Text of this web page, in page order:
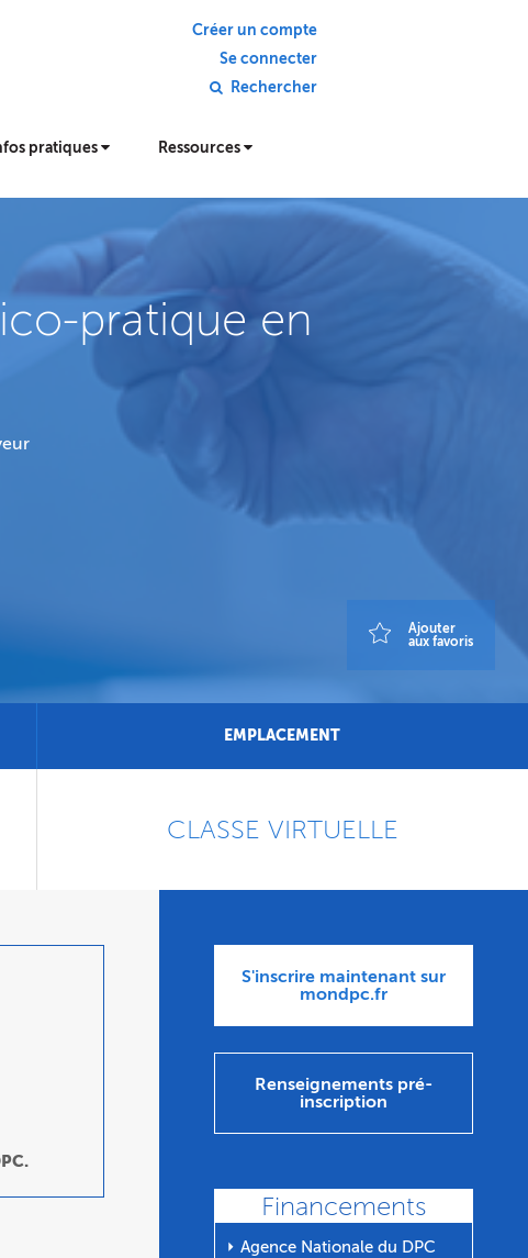
Créer un compte
Se connecter
Rechercher
pratiques Ressources
pratique en
Ajouter
aux favoris
EMPLACEMENT
CLASSE VIRTUELLE
S'inscrire maintenant sur
mondpc.fr
Renseignements pré-
inscription
Financements
⏵ Agence Nationale du DPC